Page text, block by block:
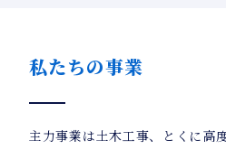
私たちの事業
主力事業は土木工事、とくに高